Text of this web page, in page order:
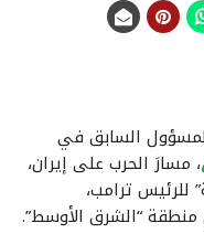
السابق في
، مسارَ الحرب على إيران،
للرئيس ترامب،
منطقة “الشرق الأوسط”.